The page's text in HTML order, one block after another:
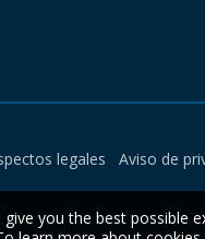
legales Aviso de
you the best possible